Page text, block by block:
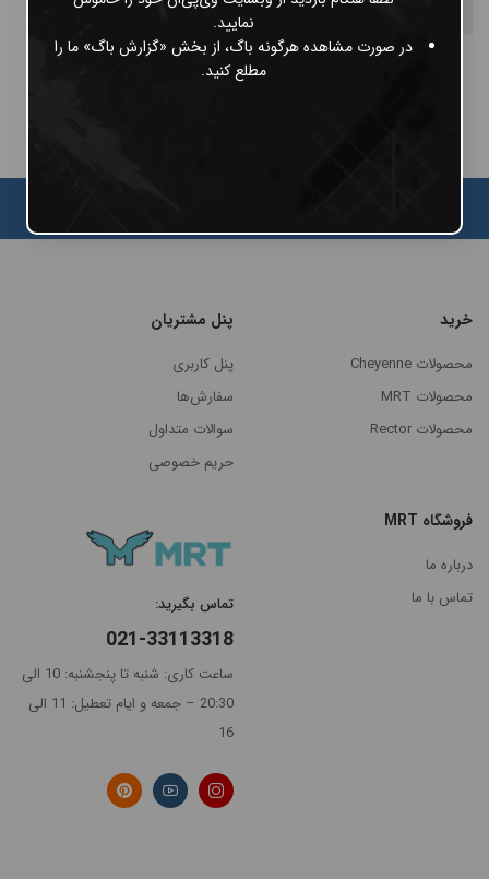
نمایید.
در صورت مشاهده هرگونه باگ، از بخش «گزارش باگ» ما را
مطلع کنید.
بر
گران‌ترین
ماژیک طراحی سفید
خرید
محصولات Cheyenne
محصولات MRT
محصولات Rector
پنل مشتریان
پنل کاربری
سفارش‌ها
سوالات متداول
حریم خصوصی
فروشگاه MRT
درباره ما
تماس با ما
تماس بگیرید:
021-33113318
ساعت کاری: شنبه تا پنجشنبه: 10 الی
20:30 – جمعه و ایام تعطیل: 11 الی
16